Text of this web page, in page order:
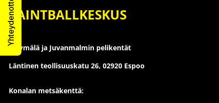
PAINTBALLKESKUS
Myymälä ja Juvanmalmin pelikentät
Läntinen teollisuuskatu 26, 02920 Espoo
Konalan metsäkenttä: